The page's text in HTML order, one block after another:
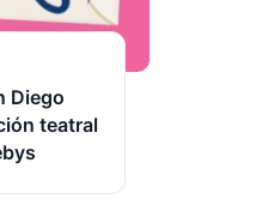
Diego
teatral